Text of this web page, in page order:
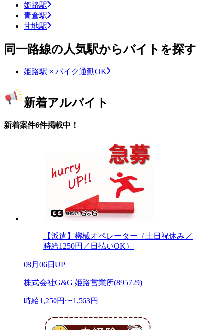
姫路駅
青倉駅
甘地駅
同一路線の人気駅からバイトを探す
姫路駅 × バイク通勤OK
新着アルバイト
新着案件6件掲載中！
【派遣】機械オペレーター（土日祝休み／
時給1250円／日払いOK）
08月06日UP
株式会社G&G 姫路営業所(895729)
時給1,250円〜1,563円